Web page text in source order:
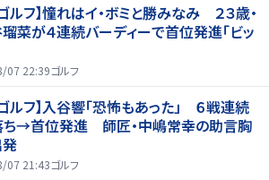
ルフ】憧れはイ・ボミと勝みなみ ２３歳・
菜が４連続バーディーで首位発進「ビッ
07 22:39ゴルフ
ルフ】入谷響「恐怖もあった」 ６戦連続
ち→首位発進 師匠・中嶋常幸の助言胸
07 21:43ゴルフ